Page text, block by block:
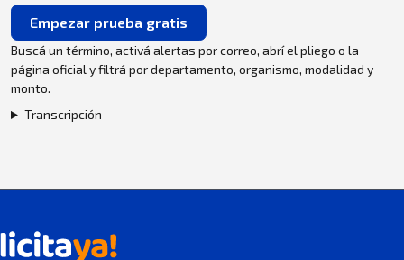
Empezar prueba gratis
Buscá un término, activá alertas por correo, abrí el pliego o la
página oficial y filtrá por departamento, organismo, modalidad y
monto.
Transcripción